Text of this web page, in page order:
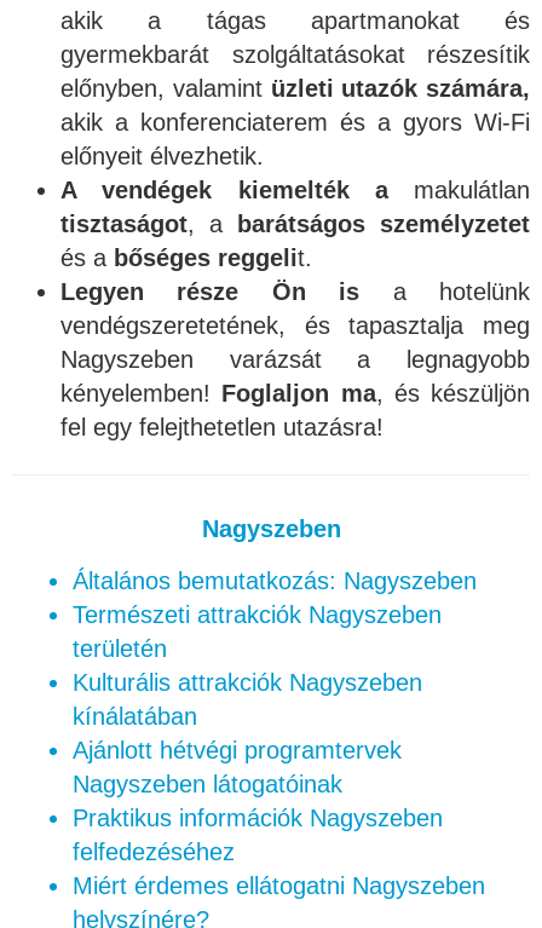
akik a tágas apartmanokat és
gyermekbarát szolgáltatásokat részesítik
előnyben, valamint üzleti utazók számára,
akik a konferenciaterem és a gyors Wi-Fi
előnyeit élvezhetik.
A vendégek kiemelték amakulátlan
tisztaságot, a
barátságos személyzetet
és a bőséges reggelit.
Legyen része Ön is a hotelünk
vendégszeretetének, és tapasztalja meg
Nagyszeben varázsát a legnagyobb
kényelemben! Foglaljon ma, és készüljön
fel egy felejthetetlen utazásra!
Nagyszeben
Általános bemutatkozás: Nagyszeben
Természeti attrakciók Nagyszeben
területén
Kulturális attrakciók Nagyszeben
kínálatában
Ajánlott hétvégi programtervek
Nagyszeben látogatóinak
Praktikus információk Nagyszeben
felfedezéséhez
Miért érdemes ellátogatni Nagyszeben
helyszínére?